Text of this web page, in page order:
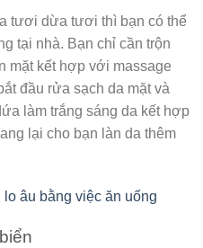
tươi dừa tươi thì bạn có thể
tại nhà. Bạn chỉ cần trộn
mặt kết hợp với massage
đầu rửa sạch da mặt và
làm trắng sáng da kết hợp
lại cho bạn làn da thêm
lo âu bằng việc ăn uống